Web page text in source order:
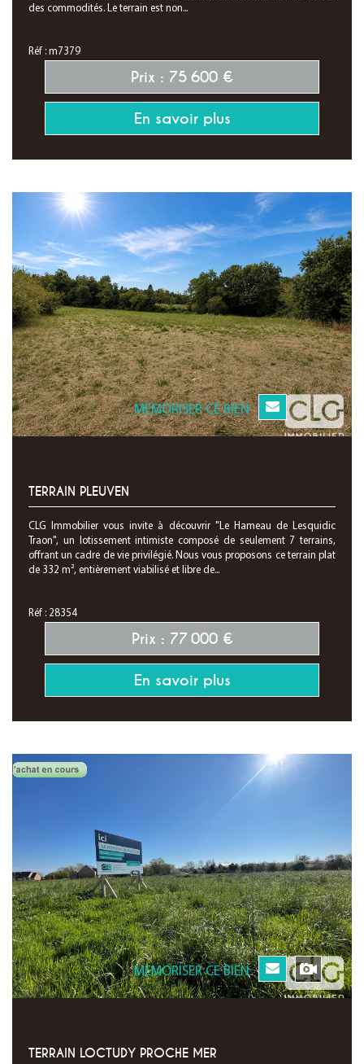
des commodités. Le terrain est non...
Réf : m7379
Prix : 75 600 €
En savoir plus
MEMORISER CE BIEN
TERRAIN PLEUVEN
CLG Immobilier vous invite à découvrir "Le Hameau de Lesquidic
Traon", un lotissement intimiste composé de seulement 7 terrains,
offrant un cadre de vie privilégié. Nous vous proposons ce terrain plat
de 332 m², entièrement viabilisé et libre de...
Réf : 28354
Prix : 77 000 €
En savoir plus
MEMORISER CE BIEN
TERRAIN LOCTUDY PROCHE MER